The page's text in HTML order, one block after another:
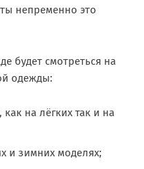
непременно это
будет смотреться на
одежды:
на лёгких так и на
и зимних моделях;